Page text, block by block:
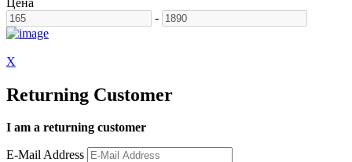
-
X
Returning Customer
I am a returning customer
E-Mail Address